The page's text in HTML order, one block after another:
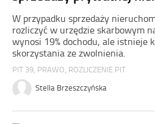
W przypadku sprzedaży
rozliczyć w urzędzie skarbowym
wynosi 19% dochodu, ale istnieje
skorzystania ze zwolnienia.
PIT 39, PRAWO, ROZLICZENIE PIT
Stella Brzeszczyńska